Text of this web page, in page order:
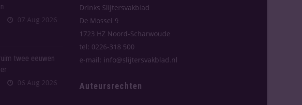
07 Aug 2026
twee eeuwen
06 Aug 2026
Drinks Slijtersvakblad
De Mossel 9
1723 HZ Noord-Scharwoude
tel: 0226-318 500
e-mail: info@slijtersvakblad.nl
Auteursrechten